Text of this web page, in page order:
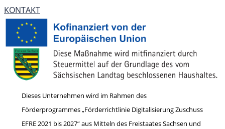
KONTAKT
Dieses Unternehmen wird im Rahmen des
Förderprogrammes „Förderrichtlinie Digitalisierung Zuschuss
EFRE 2021 bis 2027“ aus Mitteln des Freistaates Sachsen und